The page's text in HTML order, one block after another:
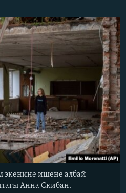
экенине ишене албай
Анна Скибан.